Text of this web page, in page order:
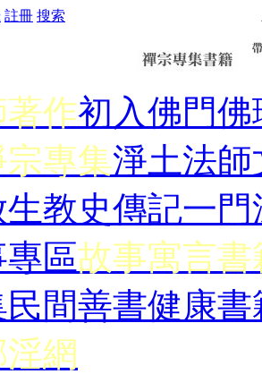
註冊 搜索
作初入佛門佛
宗專集淨土法師
教史傳記一門
區故事寓言書
民間善書健康書
網